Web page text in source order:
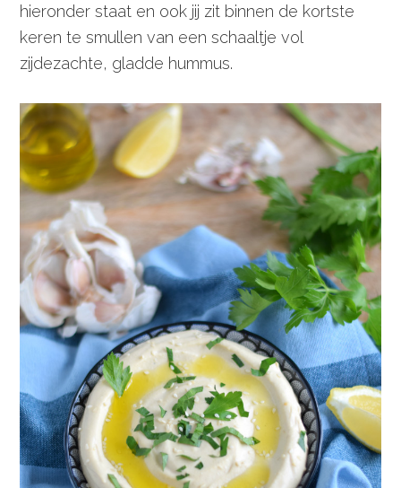
hieronder staat en ook jij zit binnen de kortste
keren te smullen van een schaaltje vol
zijdezachte, gladde hummus.